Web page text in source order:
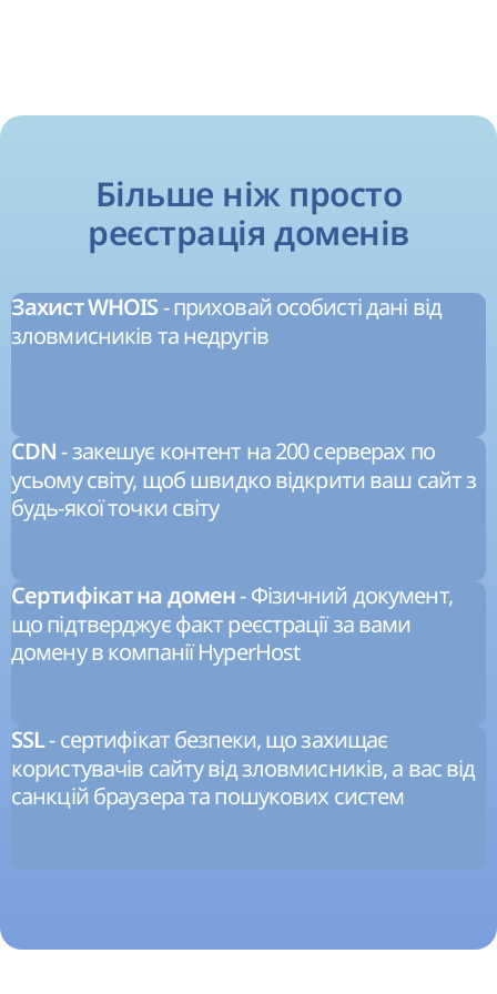
Більше ніж просто
реєстрація доменів
Захист WHOIS - приховай особисті дані від
зловмисників та недругів
CDN - закешує контент на 200 серверах по
усьому світу, щоб швидко відкрити ваш сайт з
будь-якої точки світу
Сертифікат на домен- Фізичний документ,
що підтверджує факт реєстрації за вами
домену в компанії HyperHost
SSL- сертифікат безпеки, що захищає
користувачів сайту від зловмисників, а вас від
санкцій браузера та пошукових систем